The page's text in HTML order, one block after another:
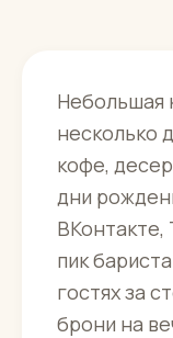
Небольшая
несколько
кофе,
дни
ВКонтакте,
пик
гостях за
брони на